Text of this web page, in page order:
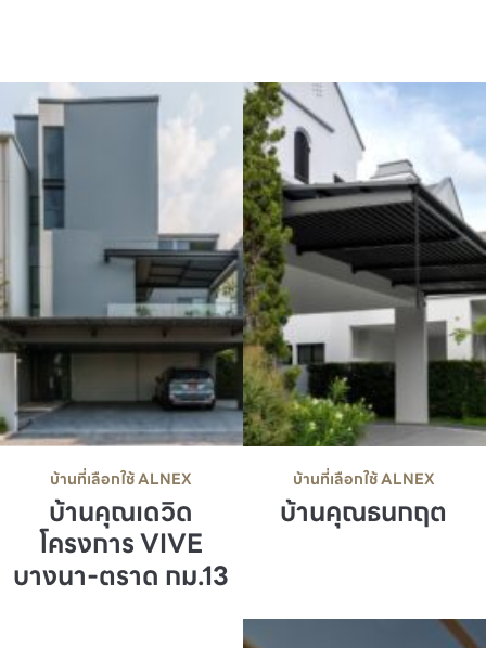
บ้านที่เลือกใช้ ALNEX
บ้านคุณเดวิด
โครงการ VIVE
บางนา-ตราด กม.13
บ้านที่เลือกใช้ ALNEX
บ้านคุณธนกฤต